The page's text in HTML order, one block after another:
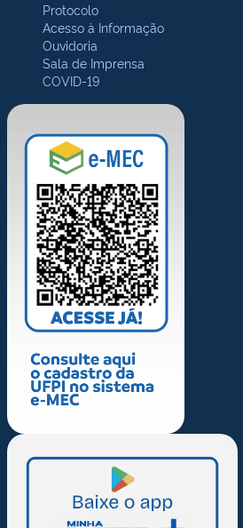
Protocolo
Acesso à Informação
Ouvidoria
Sala de Imprensa
COVID-19